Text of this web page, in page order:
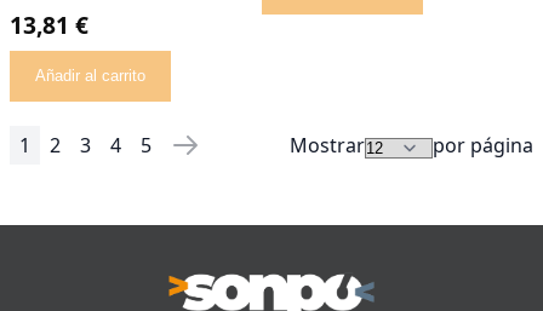
13,81 €
Añadir al carrito
Página
Actualmente estás leyendo página
1 Página
2 Página
3 Página
4 Página
5 Página
Siguiente Mostrar por página